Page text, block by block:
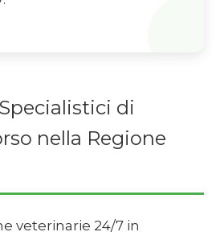
di
nella Regione
veterinarie 24/7 in